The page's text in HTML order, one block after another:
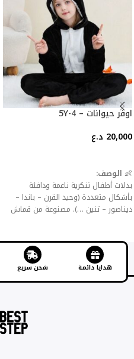
اوفر حيوانات – 4-5Y
20,000 د.ع
👶 الوصف:
بدلات أطفال تنكرية ناعمة ودافئة
بأشكال متعددة (وحيد القرن – باندا –
ديناصور – تنين …). مصنوعة من قماش
والخلع.
المميزات:
خامة مخملية ناعمة صديقة للبشرة.
مثالية كملابس منزلية، حفلات تنكرية،
هدايا دائمة شحن سريع